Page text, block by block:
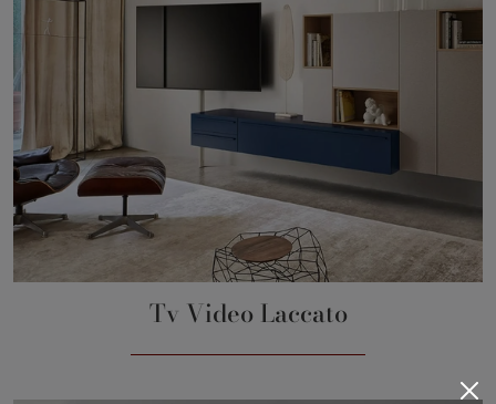
Tv Video Laccato